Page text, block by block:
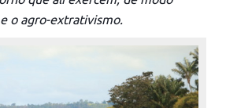
e o agro-extrativismo.